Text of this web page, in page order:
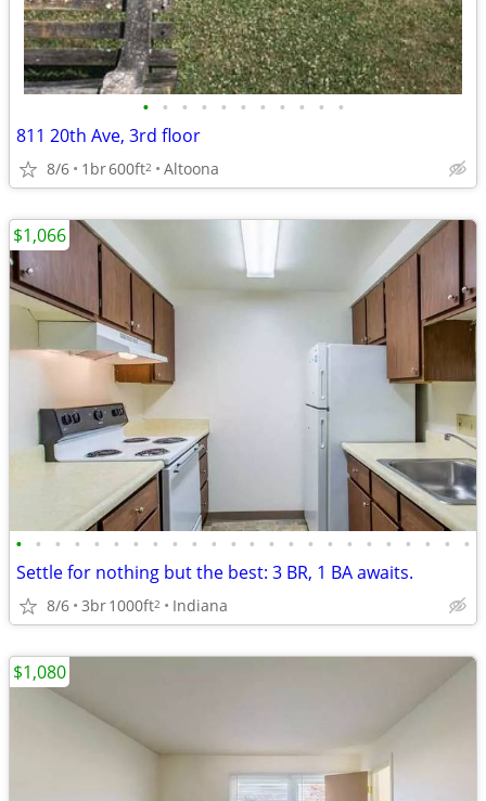
• • • • • • • • • • •
811 20th Ave, 3rd floor
8/6 1br600ft2 Altoona
• • • • • • • • • • • • • • • • • • • • • • • •
Settle for nothing but the best: 3 BR, 1 BA awaits.
8/6 3br1000ft2 Indiana
$1,066
$1,080